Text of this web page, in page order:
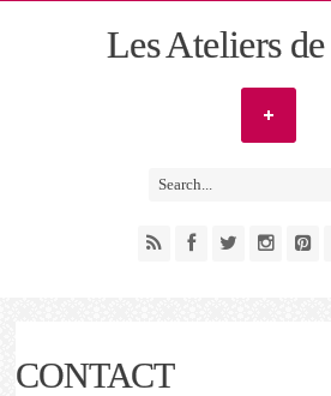
Les Ateliers
CONTACT